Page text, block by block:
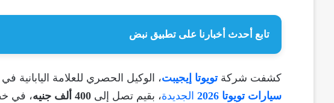
تابع أحدث أخبارنا على تطبيق نبض
كشفت شركةتويوتا إيجيبت، الوكيل الحصري للعلامة
سيارات تويوتا 2026
الجديدة، بقيم تصل إلى 400 ألف جنيه
، في